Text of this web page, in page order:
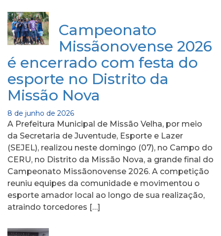
Campeonato
Missãonovense 2026
é encerrado com festa do
esporte no Distrito da
Missão Nova
8 de junho de 2026
A Prefeitura Municipal de Missão Velha, por meio
da Secretaria de Juventude, Esporte e Lazer
(SEJEL), realizou neste domingo (07), no Campo do
CERU, no Distrito da Missão Nova, a grande final do
Campeonato Missãonovense 2026. A competição
reuniu equipes da comunidade e movimentou o
esporte amador local ao longo de sua realização,
atraindo torcedores […]